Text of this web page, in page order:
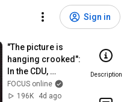
Sign in
"The picture is
hanging crooked":
In the CDU,
everyone only
thinks of Loriot
FOCUS online
196K
4d ago
Description